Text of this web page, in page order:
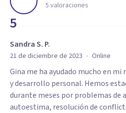
5
5 valoraciones
Sandra S. P.
21 de diciembre de 2023 · Online
Gina me ha ayudado mucho en mi
y desarrollo personal. Hemos
durante meses por problemas de
autoestima, resolución de